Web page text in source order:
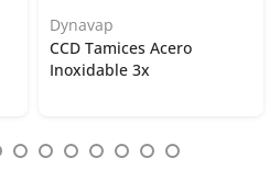
Dynavap
CCD Tamices Acero
Inoxidable 3x